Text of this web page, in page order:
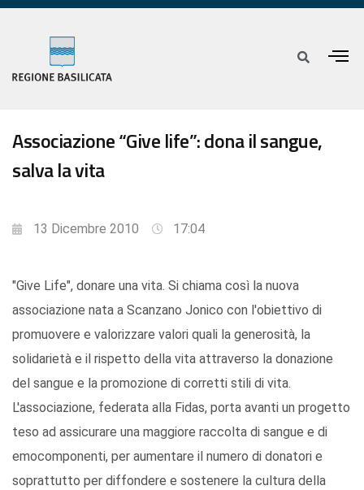
Associazione “Give life”: dona il sangue,
salva la vita
13 Dicembre 2010 17:04
"Give Life", donare una vita. Si chiama così la nuova
associazione nata a Scanzano Jonico con l'obiettivo di
promuovere e valorizzare valori quali la generosità, la
solidarietà e il rispetto della vita attraverso la donazione
del sangue e la promozione di corretti stili di vita.
L'associazione, federata alla Fidas, porta avanti un progetto
teso ad assicurare una maggiore raccolta di sangue e di
emocomponenti, per aumentare il numero di donatori e
soprattutto per diffondere e sostenere la cultura della